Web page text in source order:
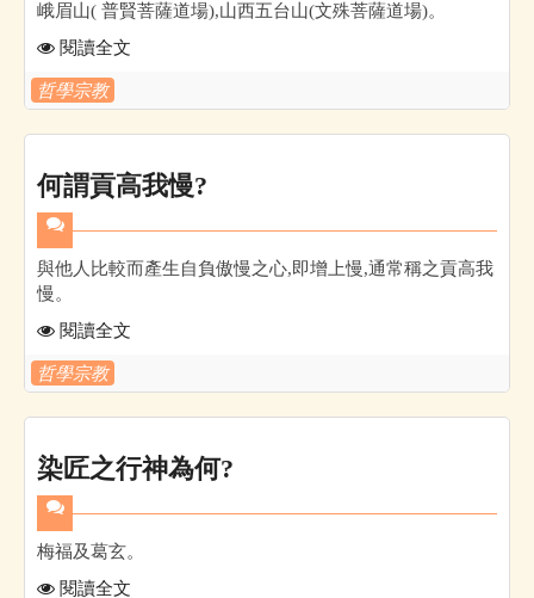
峨眉山( 普賢菩薩道場),山西五台山(文殊菩薩道場)。
閱讀全文
哲學宗教
何謂貢高我慢?
與他人比較而產生自負傲慢之心,即增上慢,通常稱之貢高我
慢。
閱讀全文
哲學宗教
染匠之行神為何?
梅福及葛玄。
閱讀全文